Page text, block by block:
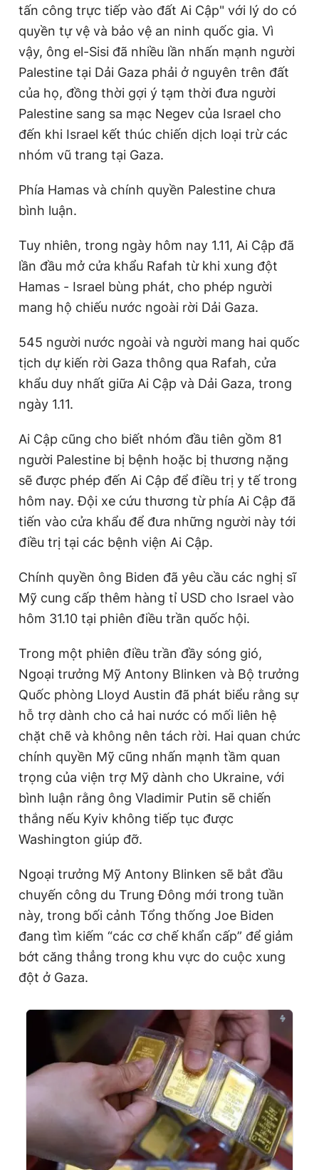
tấn công trực tiếp vào đất Ai Cập" với lý do có
quyền tự vệ và bảo vệ an ninh quốc gia. Vì
vậy, ông el-Sisi đã nhiều lần nhấn mạnh người
Palestine tại Dải Gaza phải ở nguyên trên đất
của họ, đồng thời gợi ý tạm thời đưa người
Palestine sang sa mạc Negev của Israel cho
đến khi Israel kết thúc chiến dịch loại trừ các
nhóm vũ trang tại Gaza.
Phía Hamas và chính quyền Palestine chưa
bình luận.
Tuy nhiên, trong ngày hôm nay 1.11, Ai Cập đã
lần đầu mở cửa khẩu Rafah từ khi xung đột
Hamas - Israel bùng phát, cho phép người
mang hộ chiếu nước ngoài rời Dải Gaza.
545 người nước ngoài và người mang hai quốc
tịch dự kiến rời Gaza thông qua Rafah, cửa
khẩu duy nhất giữa Ai Cập và Dải Gaza, trong
ngày 1.11.
Ai Cập cũng cho biết nhóm đầu tiên gồm 81
người Palestine bị bệnh hoặc bị thương nặng
sẽ được phép đến Ai Cập để điều trị y tế trong
hôm nay. Đội xe cứu thương từ phía Ai Cập đã
tiến vào cửa khẩu để đưa những người này tới
điều trị tại các bệnh viện Ai Cập.
Chính quyền ông Biden đã yêu cầu các nghị sĩ
Mỹ cung cấp thêm hàng tỉ USD cho Israel vào
hôm 31.10 tại phiên điều trần quốc hội.
Trong một phiên điều trần đầy sóng gió,
Ngoại trưởng Mỹ Antony Blinken và Bộ trưởng
Quốc phòng Lloyd Austin đã phát biểu rằng sự
hỗ trợ dành cho cả hai nước có mối liên hệ
chặt chẽ và không nên tách rời. Hai quan chức
chính quyền Mỹ cũng nhấn mạnh tầm quan
trọng của viện trợ Mỹ dành cho Ukraine, với
bình luận rằng ông Vladimir Putin sẽ chiến
thắng nếu Kyiv không tiếp tục được
Washington giúp đỡ.
Ngoại trưởng Mỹ Antony Blinken sẽ bắt đầu
chuyến công du Trung Đông mới trong tuần
này, trong bối cảnh Tổng thống Joe Biden
đang tìm kiếm “các cơ chế khẩn cấp” để giảm
bớt căng thẳng trong khu vực do cuộc xung
đột ở Gaza.